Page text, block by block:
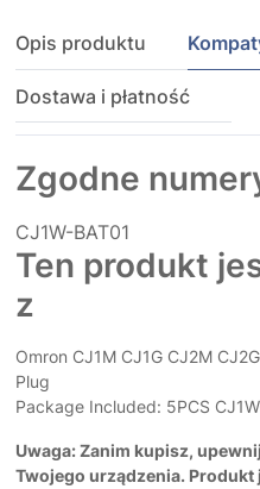
Opis produktu
Dostawa i płatność
Zgodne
CJ1W-BAT01
Ten produkt
z
Omron CJ1M CJ1G CJ2M
Plug
Package Included: 5PCS
Uwaga: Zanim kupisz,
Twojego urządzenia.